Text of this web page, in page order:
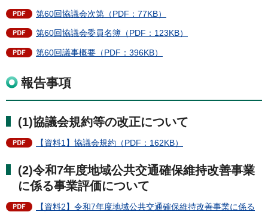
第60回協議会次第（PDF：77KB）
第60回協議会委員名簿（PDF：123KB）
第60回議事概要（PDF：396KB）
報告事項
(1)協議会規約等の改正について
【資料1】協議会規約（PDF：162KB）
(2)令和7年度地域公共交通確保維持改善事業
に係る事業評価について
【資料2】令和7年度地域公共交通確保維持改善事業に係る